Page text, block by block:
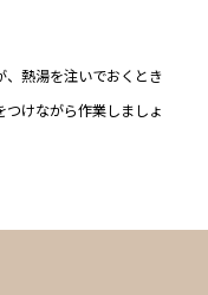
熱湯を注いでおくとき
けながら作業しましょ